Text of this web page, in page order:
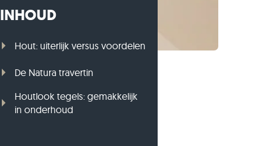
Gneis opsluitbanden
INHOUD
Hout: uiterlijk versus voordelen
De Natura travertin
Houtlook tegels: gemakkelijk
in onderhoud